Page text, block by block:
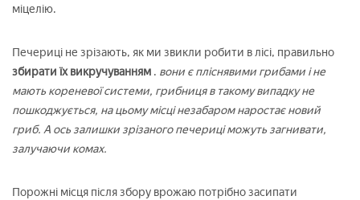
міцелію.
Печериці не зрізають, як ми звикли робити в лісі, правильно
збирати їх викручуванням . вони є пліснявими грибами і не
мають кореневої системи, грибниця в такому випадку не
пошкоджується, на цьому місці незабаром наростає новий
гриб. А ось залишки зрізаного печериці можуть загнивати,
залучаючи комах.
Порожні місця після збору врожаю потрібно засипати